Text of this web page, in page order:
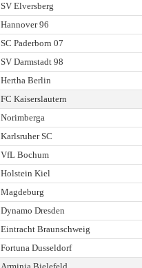
SV Elversberg
Hannover 96
SC Paderborn 07
SV Darmstadt 98
Hertha Berlin
FC Kaiserslautern
Norimberga
Karlsruher SC
VfL Bochum
Holstein Kiel
Magdeburg
Dynamo Dresden
Eintracht Braunschweig
Fortuna Dusseldorf